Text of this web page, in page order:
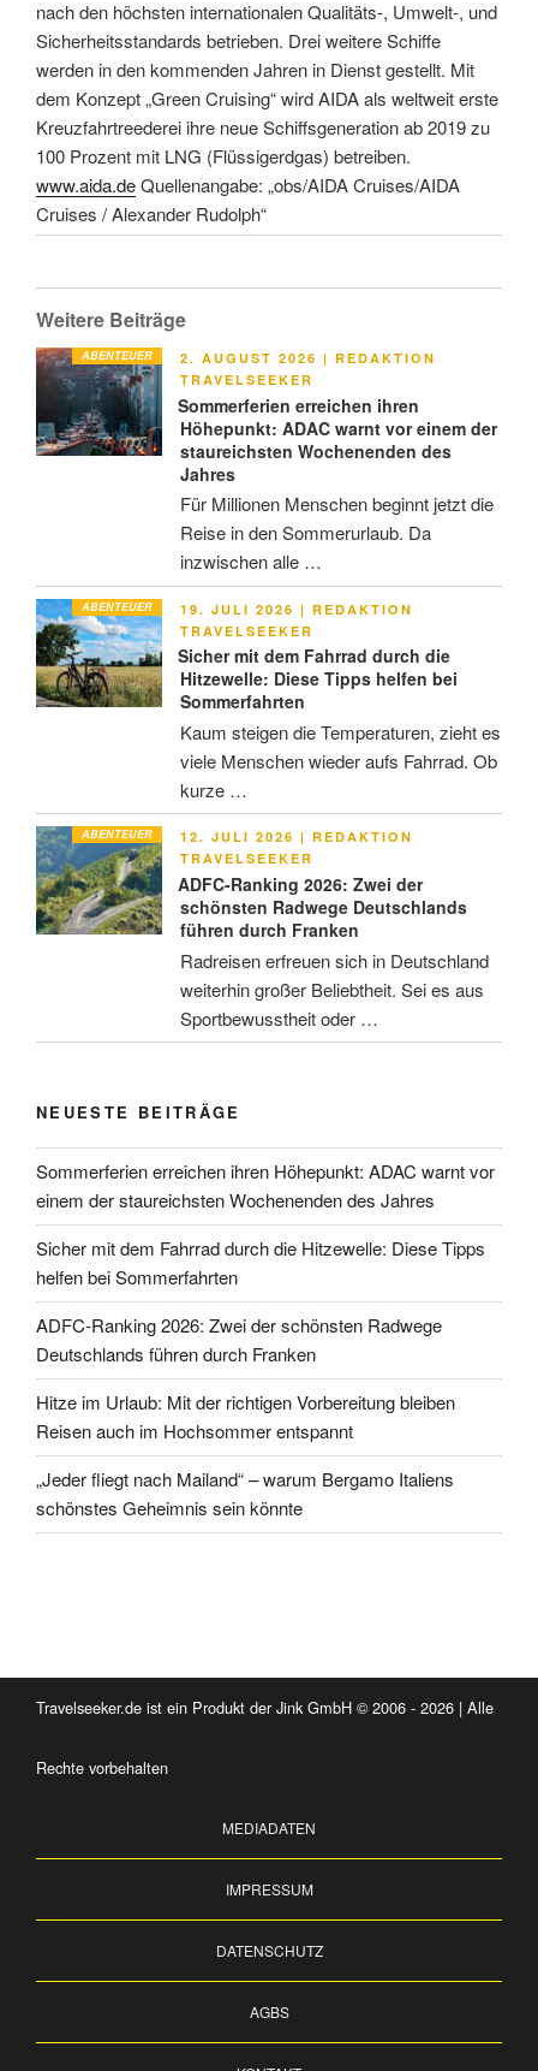
nach den höchsten internationalen Qualitäts-, Umwelt-, und
Sicherheitsstandards betrieben. Drei weitere Schiffe
werden in den kommenden Jahren in Dienst gestellt. Mit
dem Konzept „Green Cruising“ wird AIDA als weltweit erste
Kreuzfahrtreederei ihre neue Schiffsgeneration ab 2019 zu
100 Prozent mit LNG (Flüssigerdgas) betreiben.
www.aida.deQuellenangabe: „obs/AIDA Cruises/AIDA
Cruises / Alexander Rudolph“
Weitere Beiträge
ABENTEUER
VERÖFFENTLICHT
AM
2. AUGUST 2026 | REDAKTION
TRAVELSEEKER
Sommerferien erreichen ihren
Höhepunkt: ADAC warnt vor einem der
staureichsten Wochenenden des
Jahres
Für Millionen Menschen beginnt jetzt die
Reise in den Sommerurlaub. Da
inzwischen alle …
ABENTEUER
VERÖFFENTLICHT
AM
19. JULI 2026 | REDAKTION
TRAVELSEEKER
Sicher mit dem Fahrrad durch die
Hitzewelle: Diese Tipps helfen bei
Sommerfahrten
Kaum steigen die Temperaturen, zieht es
viele Menschen wieder aufs Fahrrad. Ob
kurze …
ABENTEUER
VERÖFFENTLICHT
AM
12. JULI 2026 | REDAKTION
TRAVELSEEKER
ADFC-Ranking 2026: Zwei der
schönsten Radwege Deutschlands
führen durch Franken
Radreisen erfreuen sich in Deutschland
weiterhin großer Beliebtheit. Sei es aus
Sportbewusstheit oder …
NEUESTE BEITRÄGE
Sommerferien erreichen ihren Höhepunkt: ADAC warnt vor
einem der staureichsten Wochenenden des Jahres
Sicher mit dem Fahrrad durch die Hitzewelle: Diese Tipps
helfen bei Sommerfahrten
ADFC-Ranking 2026: Zwei der schönsten Radwege
Deutschlands führen durch Franken
Hitze im Urlaub: Mit der richtigen Vorbereitung bleiben
Reisen auch im Hochsommer entspannt
„Jeder fliegt nach Mailand“ – warum Bergamo Italiens
schönstes Geheimnis sein könnte
Travelseeker.de ist ein Produkt der Jink GmbH © 2006 - 2026 | Alle
Rechte vorbehalten
MEDIADATEN
IMPRESSUM
DATENSCHUTZ
AGBS